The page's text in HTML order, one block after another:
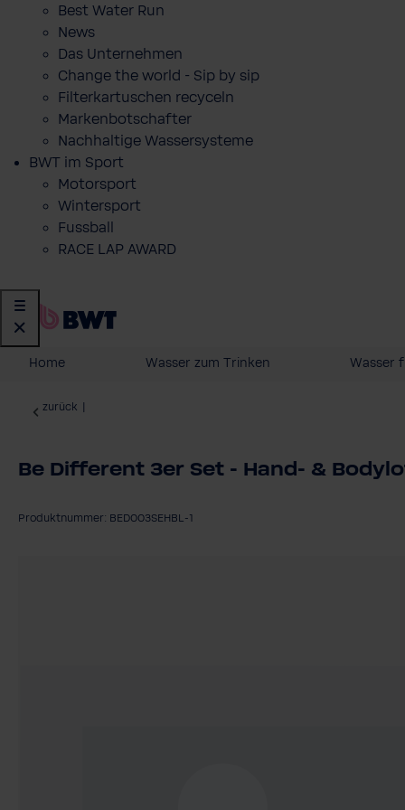
Best Water Run
News
Das Unternehmen
Change the world - Sip by sip
Filterkartuschen recyceln
Markenbotschafter
Nachhaltige Wassersysteme
BWT im Sport
Motorsport
Wintersport
Fussball
RACE LAP AWARD
Home Wasser zum Trinken Wasser
zurück
Be Different 3er Set - Hand- &
Produktnummer: BED003SEHBL-1